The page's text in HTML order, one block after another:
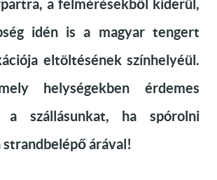
a felmérésekből kiderül,
idén is a magyar tengert
eltöltésének színhelyéül.
helységekben érdemes
a szállásunkat, ha spórolni
árával!